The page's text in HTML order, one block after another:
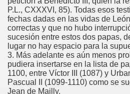
P.L., CXXXVI, 85). Todas esos
fechas dadas en las vidas de
correctas y que no hubo
sucesión entre estos dos papas,
lugar no hay espacio para la
3. Más adelante es aún menos
pudiera insertarse en la lista de
1100, entre Víctor III (1087) y
Pascual II (1099-1110) como se
Jean de Mailly.
Sevilla